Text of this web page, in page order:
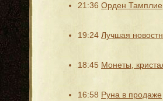
21:36 Орден
19:24 Лучшая
18:45 Монеты,
16:58 Руна в продаже